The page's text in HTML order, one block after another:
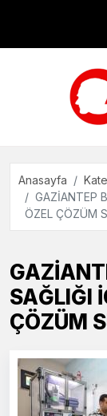
Teknoloji
Anasayfa
GAZİANTEP
ÖZEL ÇÖZÜM
SAĞLIĞI
ÇÖZÜM